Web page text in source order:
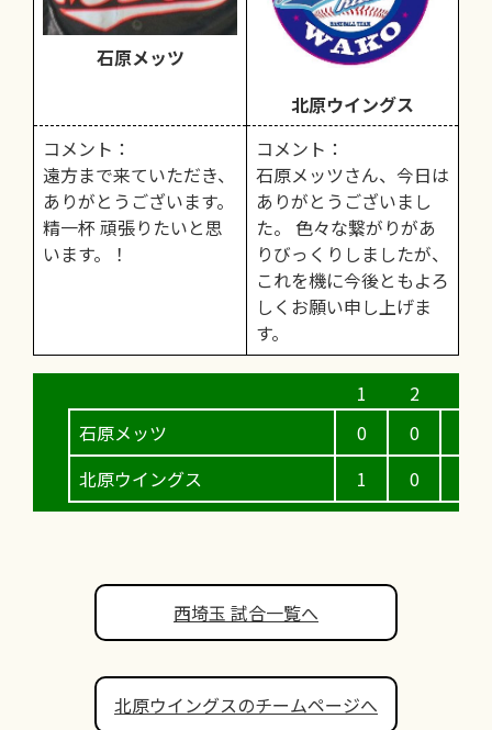
石原メッツ
北原ウイングス
コメント：
遠方まで来ていただき、
ありがとうございます。
精一杯 頑張りたいと思
います。！
コメント：
石原メッツさん、今日は
ありがとうございまし
た。 色々な繋がりがあ
りびっくりしましたが、
これを機に今後ともよろ
しくお願い申し上げま
す。
石原メッツ
北原ウイングス
0
1
0
0
西埼玉 試合一覧へ
北原ウイングスのチームページへ